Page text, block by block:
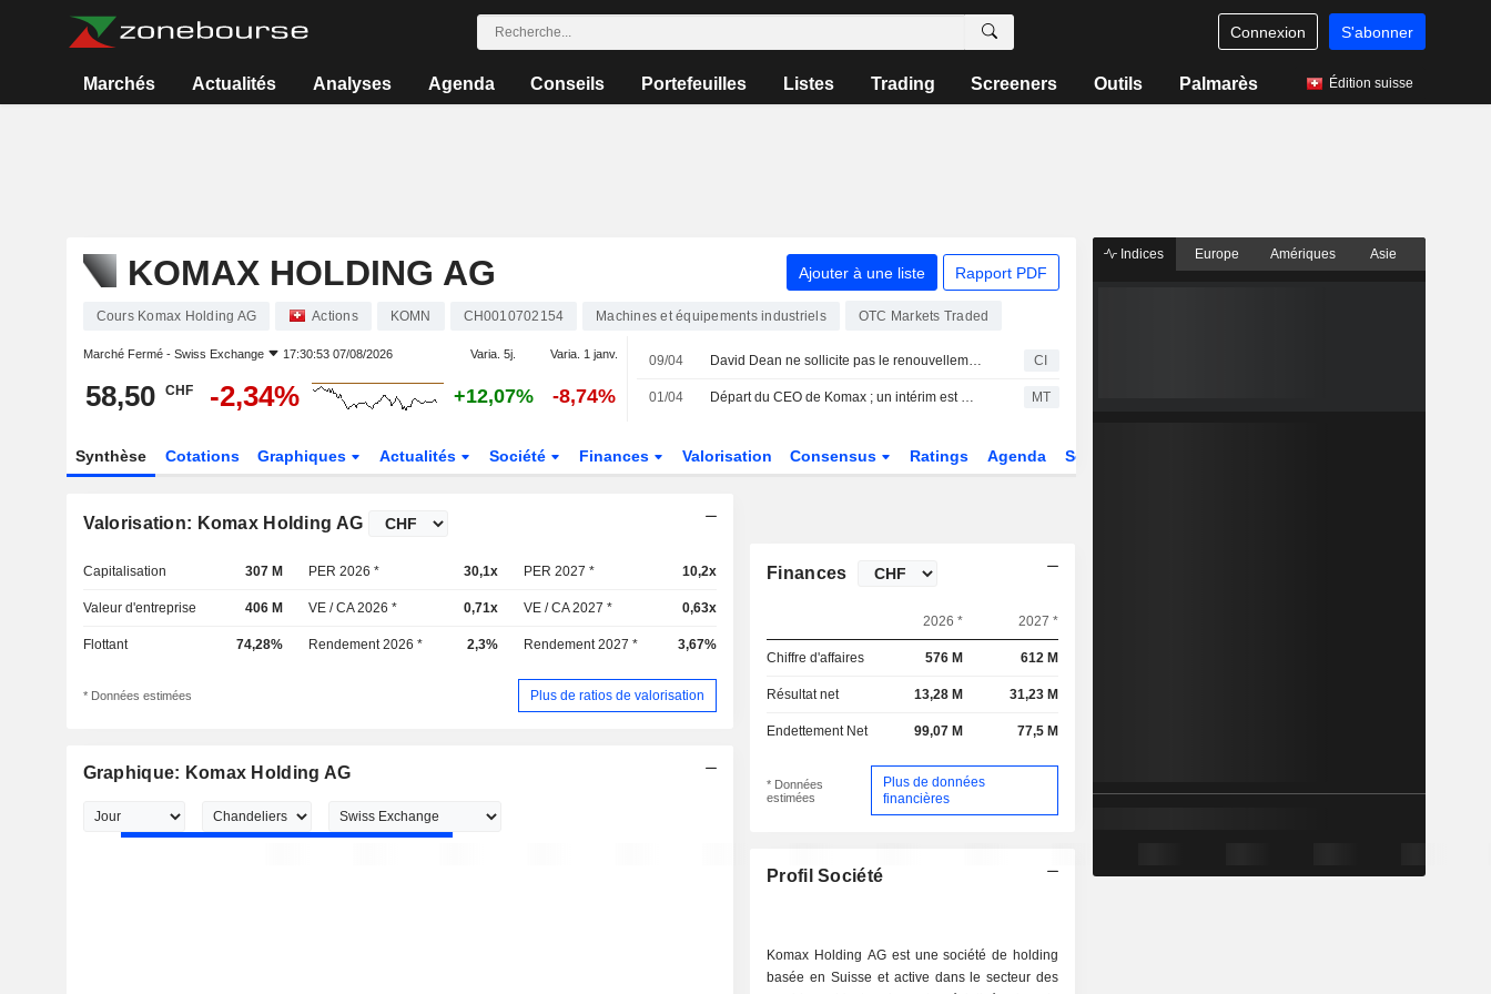
Connexion S'abonner
Marchés Actualités Analyses Agenda Conseils Portefeuilles Listes Trading Screeners Outils Palmarès Édition suisse
KOMAX HOLDING AG Ajouter à une liste Rapport PDF
Cours Komax Holding AG Actions KOMN CH0010702154 Machines et équipements industriels OTC Markets Traded
Marché Fermé - Swiss Exchange 17:30:53 07/08/2026 Varia. 5j. Varia. 1 janv.
58,50 CHF -2,34% +12,07% -8,74%
09/04 David Dean ne sollicite pas le renouvellement de son mandat au conseil d'administration de Komax Holding AG CI
01/04 Départ du CEO de Komax ; un intérim est mis en place MT
Synthèse Cotations Graphiques Actualités Société Finances Valorisation Consensus Ratings Agenda Secteur
Valorisation: Komax Holding AG
Capitalisation 307 M PER 2026 * 30,1x PER 2027 * 10,2x
Valeur d'entreprise 406 M VE / CA 2026 * 0,71x VE / CA 2027 * 0,63x
Flottant 74,28% Rendement 2026 * 2,3% Rendement 2027 * 3,67%
* Données estimées Plus de ratios de valorisation
Graphique: Komax Holding AG
Finances
2026 * 2027 *
Chiffre d'affaires 576 M 612 M
Résultat net 13,28 M 31,23 M
Endettement Net 99,07 M 77,5 M
* Données
estimées
Plus de données
financières
Profil Société
Komax Holding AG est une société de holding
basée en Suisse et active dans le secteur des
Indices Europe Amériques Asie